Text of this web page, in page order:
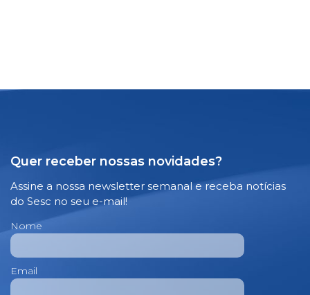
Quer receber nossas novidades?
Assine a nossa newsletter semanal e receba notícias
do Sesc no seu e-mail!
Nome
Email